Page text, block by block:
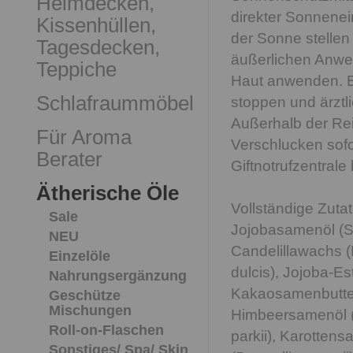
Kissenhüllen,
Tagesdecken,
Teppiche
Schlafraummöbel
Für Aroma
Berater
Ätherische Öle
Sale
NEU
Einzelöle
Nahrungsergänzung
Geschütze
Mischungen
Roll-on-Flaschen
Sonstiges/ Spa/ Skin
direkter
der Sonne stellen
äußerlichen
Haut anwenden.
stoppen und
Außerhalb der
Verschlucken
Giftnotrufzentrale
Vollständige
Jojobasamenöl
Candelillawachs
dulcis), Jojoba-
Himbeersamenöl
parkii),